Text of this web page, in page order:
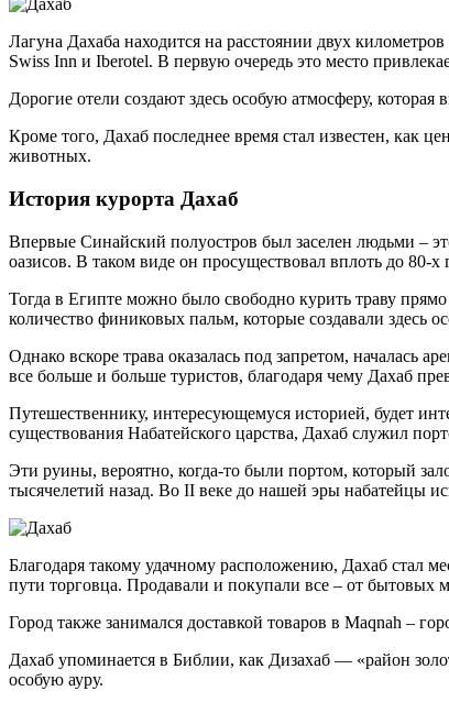
Лагуна Дахаба находится на расстоянии двух
Swiss Inn и Iberotel. В первую очередь это место
Дорогие отели создают здесь особую атмосферу,
Кроме того, Дахаб последнее время стал известен, как
животных.
История курорта Дахаб
Впервые Синайский полуостров был заселен людьми –
оазисов. В таком виде он просуществовал вплоть до
Тогда в Египте можно было свободно курить траву
количество финиковых пальм, которые создавали здесь
Однако вскоре трава оказалась под запретом, началась
все больше и больше туристов, благодаря чему Дахаб
Путешественнику, интересующемуся историей, будет
существования Набатейского царства, Дахаб служил
Эти руины, вероятно, когда-то были портом, который
тысячелетий назад. Во II веке до нашей эры набатейцы
Благодаря такому удачному расположению, Дахаб стал
пути торговца. Продавали и покупали все – от
Город также занимался доставкой товаров в Maqnah –
Дахаб упоминается в Библии, как Дизахаб — «район
особую ауру.